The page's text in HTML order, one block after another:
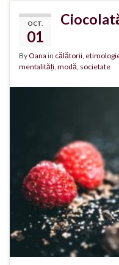
OCT.
01
ByOana in călătorii
mentalități modă societate